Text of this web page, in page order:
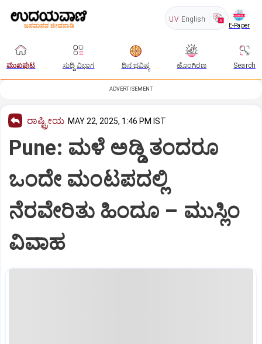
UV English
E-Paper
ಮುಖಪುಟ ಸುದ್ದಿ ವಿಭಾಗ ದಿನ ಭವಿಷ್ಯ ಹೊಂಗಿರಣ Search
ADVERTISEMENT
ರಾಷ್ಟ್ರೀಯ MAY 22, 2025, 1:46 PM IST
Pune: ಮಳೆ ಅಡ್ಡಿ ತಂದರೂ
ಒಂದೇ ಮಂಟಪದಲ್ಲಿ
ನೆರವೇರಿತು ಹಿಂದೂ – ಮುಸ್ಲಿಂ
ವಿವಾಹ